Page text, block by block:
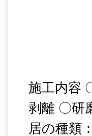
施工内容
剥離 〇研
居の種類